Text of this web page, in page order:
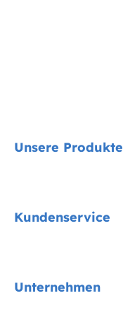
Unsere Produkte
Kinderwagen
Kundenservice
Unternehmen